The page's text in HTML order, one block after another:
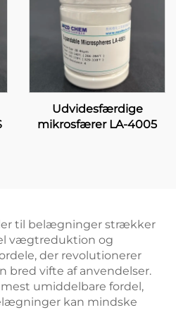
Udvidesfærdige
mikrosfærer LA-4005
til belægninger strækker
vægtreduktion og
der revolutionerer
bred vifte af anvendelser.
umiddelbare fordel,
kan mindske